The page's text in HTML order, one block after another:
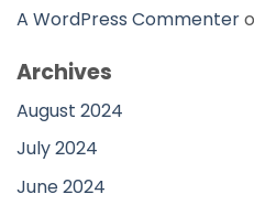
A WordPress Commenter
Archives
August 2024
July 2024
June 2024